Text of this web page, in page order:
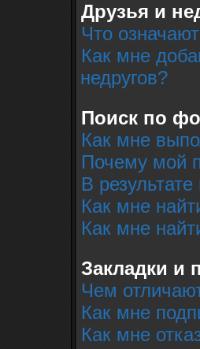
Друзья и
Что
Как мне
недругов?
Поиск по
Как мне
Почему мой
В
Как мне
Как мне
Закладки и
Чем
Как мне
Как мне